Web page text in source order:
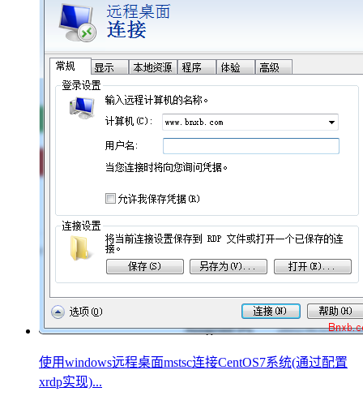
使用windows远程桌面mstsc连接CentOS7系统(通过配置
xrdp实现)...